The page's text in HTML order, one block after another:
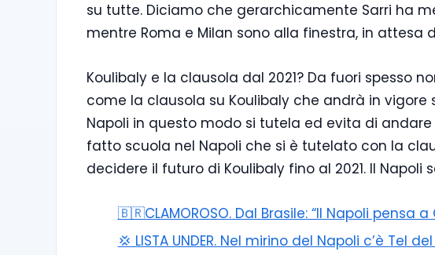
su tutte. Diciamo che gerarchicamente Sarri ha
mentre Roma e Milan sono alla finestra, in attesa
Koulibaly e la clausola dal 2021? Da fuori spesso
come la clausola su Koulibaly che andrà in vigore
Napoli in questo modo si tutela ed evita di
fatto scuola nel Napoli che si è tutelato con la
decidere il futuro di Koulibaly fino al 2021. Il Napoli
🇧🇷CLAMOROSO. Dal Brasile: “Il Napoli pensa a
💢 LISTA UNDER. Nel mirino del Napoli c’è Tel